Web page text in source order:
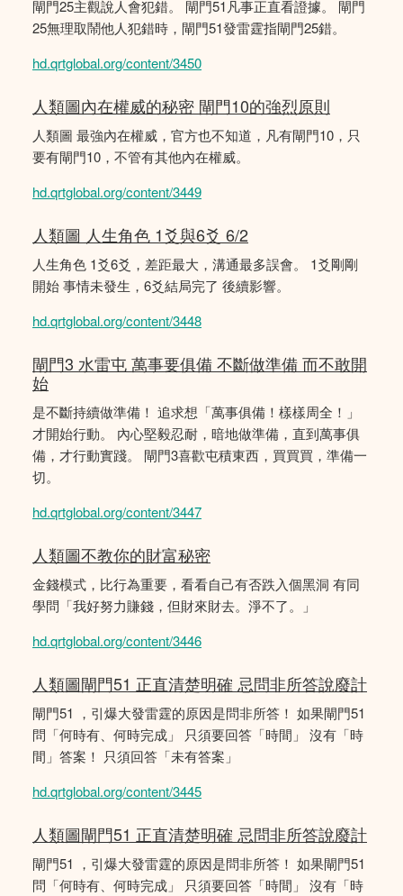
閘門25主觀說人會犯錯。 閘門51凡事正直看證據。 閘門
25無理取鬧他人犯錯時，閘門51發雷霆指閘門25錯。
hd.qrtglobal.org/content/3450
人類圖內在權威的秘密 閘門10的強烈原則
人類圖 最強內在權威，官方也不知道，凡有閘門10，只
要有閘門10，不管有其他內在權威。
hd.qrtglobal.org/content/3449
人類圖 人生角色 1爻與6爻 6/2
人生角色 1爻6爻，差距最大，溝通最多誤會。 1爻剛剛
開始 事情未發生，6爻結局完了 後續影響。
hd.qrtglobal.org/content/3448
閘門3 水雷屯 萬事要俱備 不斷做準備 而不敢開
始
是不斷持續做準備！ 追求想「萬事俱備！樣樣周全！」
才開始行動。 內心堅毅忍耐，暗地做準備，直到萬事俱
備，才行動實踐。 閘門3喜歡屯積東西，買買買，準備一
切。
hd.qrtglobal.org/content/3447
人類圖不教你的財富秘密
金錢模式，比行為重要，看看自己有否跌入個黑洞 有同
學問「我好努力賺錢，但財來財去。淨不了。」
hd.qrtglobal.org/content/3446
人類圖閘門51 正直清楚明確 忌問非所答說廢計
閘門51 ，引爆大發雷霆的原因是問非所答！ 如果閘門51
問「何時有、何時完成」 只須要回答「時間」 沒有「時
間」答案！ 只須回答「未有答案」
hd.qrtglobal.org/content/3445
人類圖閘門51 正直清楚明確 忌問非所答說廢計
閘門51 ，引爆大發雷霆的原因是問非所答！ 如果閘門51
問「何時有、何時完成」 只須要回答「時間」 沒有「時